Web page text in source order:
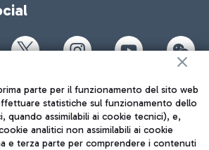
TRAVEL JOURNAL
ITA
parte per il funzionamento del sito web
statistiche sul funzionamento dello
quando assimilabili ai cookie tecnici), e,
analitici non assimilabili ai cookie
e terza parte per comprendere i contenuti